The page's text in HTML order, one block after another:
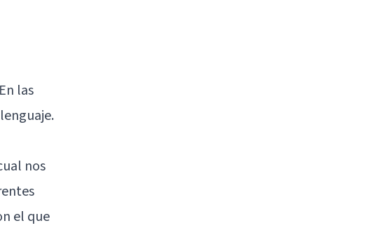
En las
nos
el que